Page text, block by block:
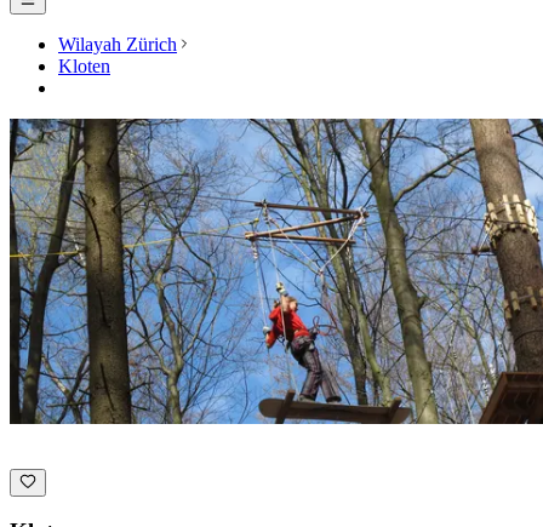
Wilayah Zürich
Kloten